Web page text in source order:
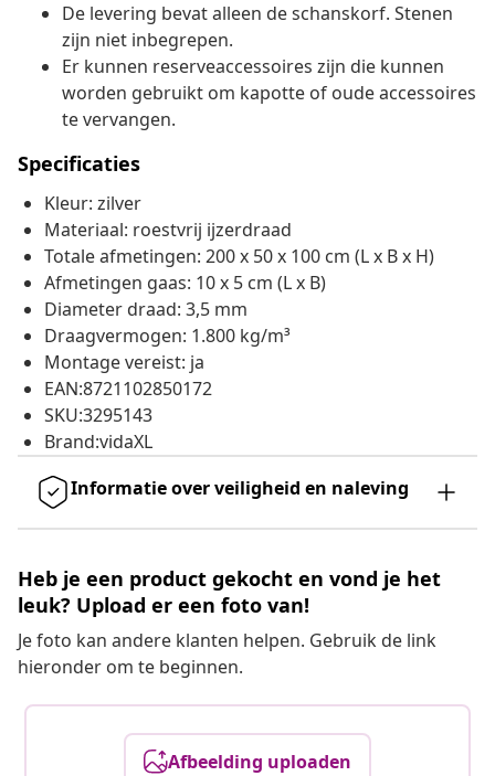
De levering bevat alleen de schanskorf. Stenen
zijn niet inbegrepen.
Er kunnen reserveaccessoires zijn die kunnen
worden gebruikt om kapotte of oude accessoires
te vervangen.
Specificaties
Kleur: zilver
Materiaal: roestvrij ijzerdraad
Totale afmetingen: 200 x 50 x 100 cm (L x B x H)
Afmetingen gaas: 10 x 5 cm (L x B)
Diameter draad: 3,5 mm
Draagvermogen: 1.800 kg/m³
Montage vereist: ja
EAN:8721102850172
SKU:3295143
Brand:vidaXL
Informatie over veiligheid en naleving
Heb je een product gekocht en vond je het
leuk? Upload er een foto van!
Je foto kan andere klanten helpen. Gebruik de link
hieronder om te beginnen.
Afbeelding uploaden